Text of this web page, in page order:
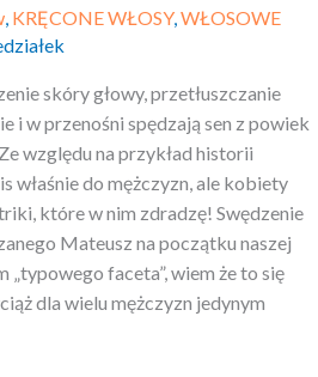
, KRĘCONE WŁOSY,WŁOSOWE
skóry głowy, przetłuszczanie
i w przenośni spędzają sen z powiek
względu na przykład historii
właśnie do mężczyzn, ale kobiety
które w nim zdradzę! Swędzenie
Mateusz na początku naszej
„typowego faceta”, wiem że to się
dla wielu mężczyzn jedynym